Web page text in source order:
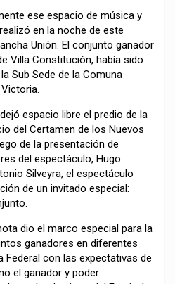
ese espacio de música y
en la noche de este
Unión. El conjunto ganador
Villa Constitución, había sido
Sub Sede de la Comuna
espacio libre el predio de la
del Certamen de los Nuevos
de la presentación de
del espectáculo, Hugo
Silveyra, el espectáculo
de un invitado especial:
dio el marco especial para la
ganadores en diferentes
Federal con las expectativas de
el ganador y poder